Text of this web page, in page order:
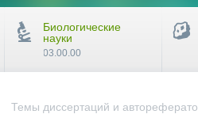
Темы диссертаций и
Биологические
науки
03.00.00